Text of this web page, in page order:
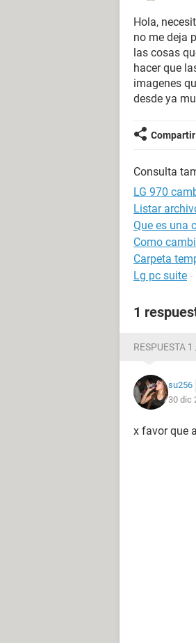
Hola,
no me deja
las cosas
hacer que
imagenes
desde ya
Compartir
Consulta
LG 970
Listar
Que es una
Como
Carpeta
Lg pc suite -
1
RESPUESTA 1
su256
30 dic
x favor que